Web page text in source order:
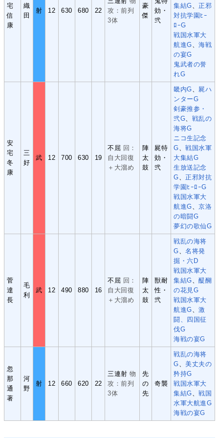
宅
信
康
織
田
射 12 630 680 22
攻：前列
3体
豪
傑
効・
弐
集結G 、正邪
対抗学園ﾋｰ
ﾛｰG
戦国水軍大
航進G 、海戦
の宴G
鬼武者の誉
れG
安
宅
冬
康
三
好
武 12 700 630 19
不屈 回：
自大回復
＋大溜め
陣
太
鼓
屍特
効・
弐
畿内G
屍ハ
ンターG
剣豪推参・
弐G
戦乱の
海将G
ニコ生記念
G 、戦国水軍
大集結G
生放送記念
G 、正邪対抗
学園ﾋｰﾛｰG
戦国水軍大
航進G 、京洛
の暗闘G
夢幻の歌仙G
菅
達
長
毛
利
武 12 490 880 16
不屈 回：
自大回復
＋大溜め
陣
太
鼓
獣耐
性・
弐
戦乱の海将
G 、名将発
掘・六D
戦国水軍大
集結G 、醍醐
の花見G
戦国水軍大
航進G 、激
闘、四国征
伐G
海戦の宴G
忽
那
通
著
河
野
射 12 660 620 22
三連射物
攻：前列
3体
先
の
先
奇襲
戦乱の海将
G 、美丈夫の
矜持G
戦国水軍大
集結G 、戦国
水軍大航進G
海戦の宴G